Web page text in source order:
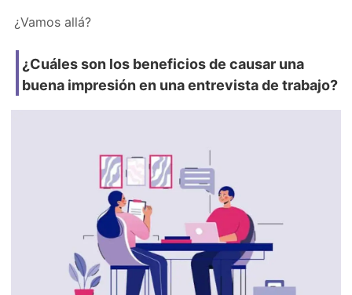
¿Vamos allá?
¿Cuáles son los beneficios de causar una
buena impresión en una entrevista de trabajo?